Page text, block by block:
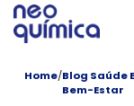
Pular para
Home/Blog Saúde E
Bem-Estar